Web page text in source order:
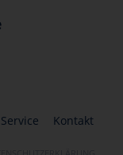
Service Kontakt